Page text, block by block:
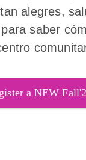
alegres,
saber
a NEW